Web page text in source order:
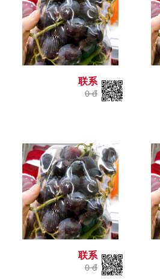
联系
0 đ
联系
0 đ